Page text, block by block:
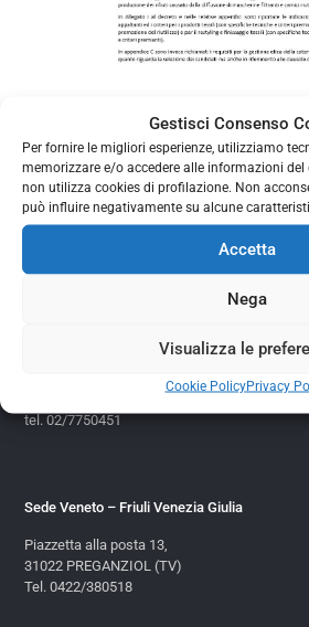
Gestisci Consenso
Per fornire le migliori esperienze, utilizziamo
memorizzare e/o accedere alle informazioni
non utilizza cookies di profilazione. Non
può influire negativamente su alcune
Accetta
Nega
Visualizza le
Cookie PolicyPrivacy
tel. 02/7750451
Sede Veneto – Friuli Venezia Giulia
Piazzetta alla posta 13,
31022 PREGANZIOL (TV)
Tel. 0422/380518